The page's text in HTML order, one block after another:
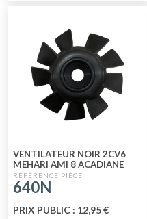
VENTILATEUR NOIR 2CV6
MEHARI AMI 8 ACADIANE
640N
PRIX PUBLIC : 12,95 €